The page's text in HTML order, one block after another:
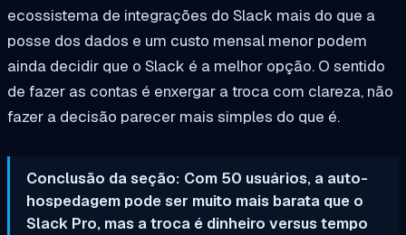
ecossistema de integrações do Slack mais do que a
posse dos dados e um custo mensal menor podem
ainda decidir que o Slack é a melhor opção. O sentido
de fazer as contas é enxergar a troca com clareza, não
fazer a decisão parecer mais simples do que é.
Conclusão da seção: Com 50 usuários, a auto-
hospedagem pode ser muito mais barata que o
Slack Pro, mas a troca é dinheiro versus tempo